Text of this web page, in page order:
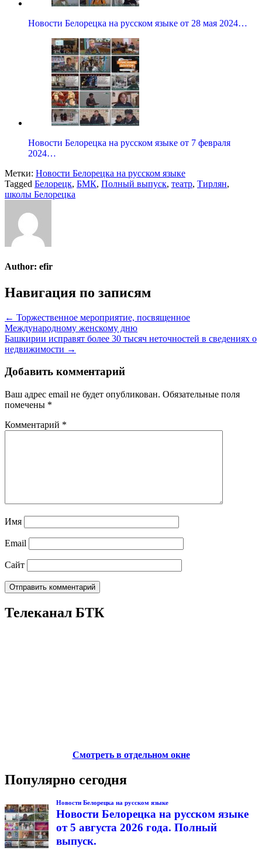
Новости Белорецка на русском языке от 28 мая 2024…
Новости Белорецка на русском языке от 7 февраля
2024…
Метки: Новости Белорецка на русском языке
Tagged Белорецк, БМК, Полный выпуск, театр, Тирлян,
школы Белорецка
Author: efir
Навигация по записям
← Торжественное мероприятие, посвященное
Международному женскому дню
Башкирии исправят более 30 тысяч неточностей в сведениях о
недвижимости →
Добавить комментарий
Ваш адрес email не будет опубликован. Обязательные поля
помечены *
Комментарий *
Имя
Email
Сайт
Телеканал БТК
Смотреть в отдельном окне
Популярно сегодня
Новости Белорецка на русском языке
Новости Белорецка на русском языке
от 5 августа 2026 года. Полный
выпуск.